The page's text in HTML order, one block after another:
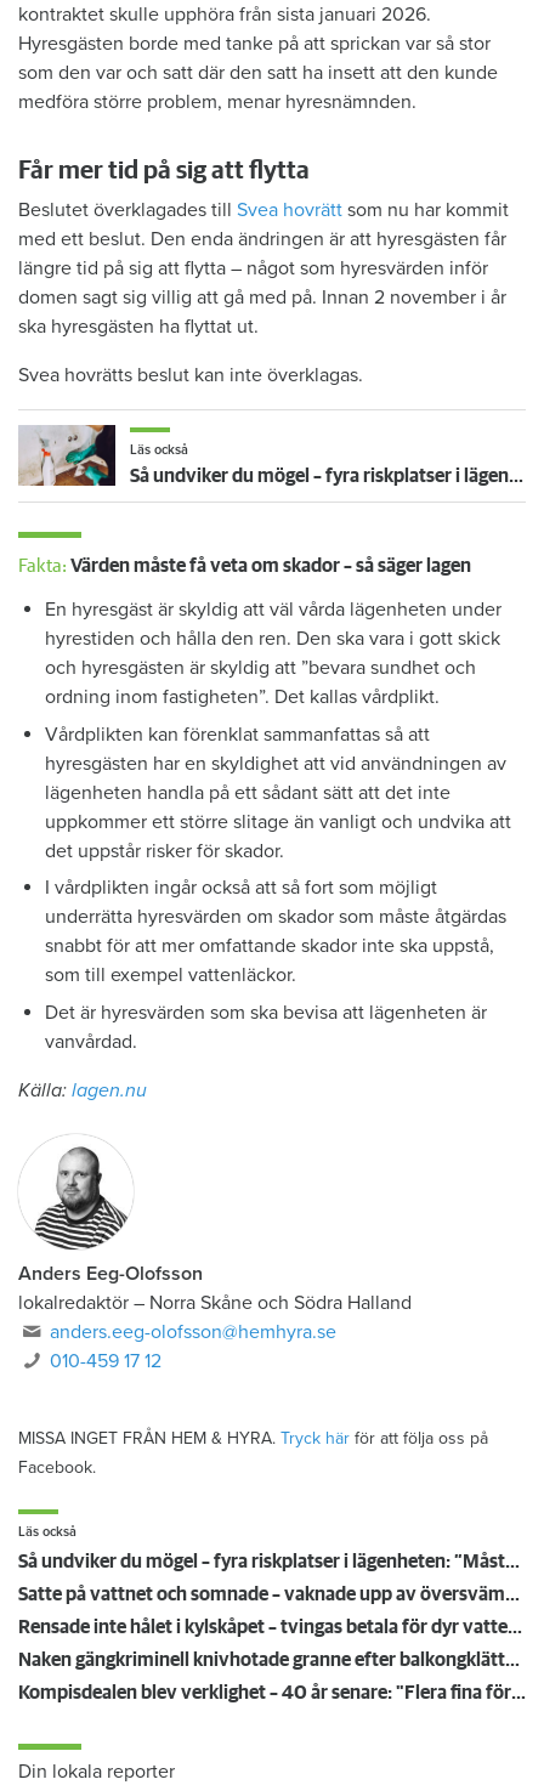
kontraktet skulle upphöra från sista januari 2026.
Hyresgästen borde med tanke på att sprickan var så stor
som den var och satt där den satt ha insett att den kunde
medföra större problem, menar hyresnämnden.
Får mer tid på sig att flytta
Beslutet överklagades till Svea hovrätt som nu har kommit
med ett beslut. Den enda ändringen är att hyresgästen får
längre tid på sig att flytta – något som hyresvärden inför
domen sagt sig villig att gå med på. Innan 2 november i år
ska hyresgästen ha flyttat ut.
Svea hovrätts beslut kan inte överklagas.
Läs också
Så undviker du mögel – fyra riskplatser i lägenheten: ”Måste städa bort”
Fakta: Värden måste få veta om skador – så säger lagen
En hyresgäst är skyldig att väl vårda lägenheten under
hyrestiden och hålla den ren. Den ska vara i gott skick
och hyresgästen är skyldig att ”bevara sundhet och
ordning inom fastigheten”. Det kallas vårdplikt.
Vårdplikten kan förenklat sammanfattas så att
hyresgästen har en skyldighet att vid användningen av
lägenheten handla på ett sådant sätt att det inte
uppkommer ett större slitage än vanligt och undvika att
det uppstår risker för skador.
I vårdplikten ingår också att så fort som möjligt
underrätta hyresvärden om skador som måste åtgärdas
snabbt för att mer omfattande skador inte ska uppstå,
som till exempel vattenläckor.
Det är hyresvärden som ska bevisa att lägenheten är
vanvårdad.
Källa: lagen.nu
Anders Eeg-Olofsson
lokalredaktör – Norra Skåne och Södra Halland
anders.eeg-olofsson@hemhyra.se
010-459 17 12
MISSA INGET FRÅN HEM & HYRA. Tryck här för att följa oss på
Facebook.
Läs också
Så undviker du mögel – fyra riskplatser i lägenheten: ”Måste städa bort”
Satte på vattnet och somnade – vaknade upp av översvämning hos grannen
Rensade inte hålet i kylskåpet – tvingas betala för dyr vattenskada
Naken gängkriminell knivhotade granne efter balkongklättring
Kompisdealen blev verklighet – 40 år senare: "Flera fina fördelar med att dela bostad"
Din lokala reporter